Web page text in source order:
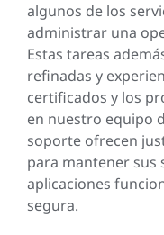
algunos de los
administrar una
Estas tareas
refinadas y
certificados y los
en nuestro equipo
soporte ofrecen
para mantener sus
aplicaciones
segura.